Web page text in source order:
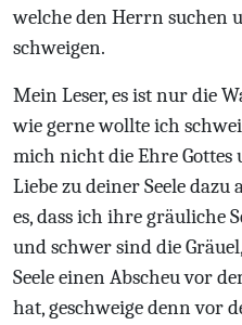
welche den Herrn suchen
schweigen.
Mein Leser, es ist nur die
wie gerne wollte ich
mich nicht die Ehre Gottes
Liebe zu deiner Seele
es, dass ich ihre gräuliche
und schwer sind die
Seele einen Abscheu vor
hat, geschweige denn vor